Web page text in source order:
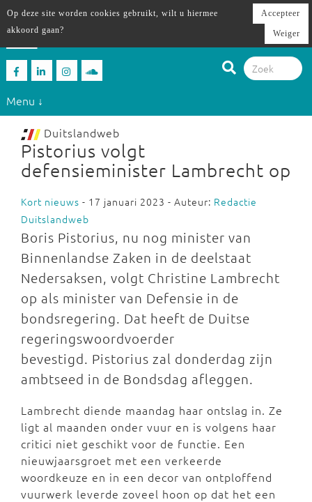
Menu ↓
Duitslandweb
Pistorius volgt
defensieminister Lambrecht op
Kort nieuws - 17 januari 2023 - Auteur: Redactie
Duitslandweb
Boris Pistorius, nu nog minister van
Binnenlandse Zaken in de deelstaat
Nedersaksen, volgt Christine Lambrecht
op als minister van Defensie in de
bondsregering. Dat heeft de Duitse
regeringswoordvoerder
bevestigd. Pistorius zal donderdag zijn
ambtseed in de Bondsdag afleggen.
Lambrecht diende maandag haar ontslag in. Ze
ligt al maanden onder vuur en is volgens haar
critici niet geschikt voor de functie. Een
nieuwjaarsgroet met een verkeerde
woordkeuze en in een decor van ontploffend
vuurwerk leverde zoveel hoon op dat het een
Op deze site worden cookies gebruikt, wilt u hiermee
akkoord gaan?
Accepteer
Weiger